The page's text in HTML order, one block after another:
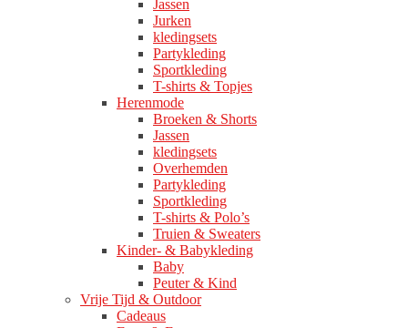
Jassen
Jurken
kledingsets
Partykleding
Sportkleding
T-shirts & Topjes
Herenmode
Broeken & Shorts
Jassen
kledingsets
Overhemden
Partykleding
Sportkleding
T-shirts & Polo’s
Truien & Sweaters
Kinder- & Babykleding
Baby
Peuter & Kind
Vrije Tijd & Outdoor
Cadeaus